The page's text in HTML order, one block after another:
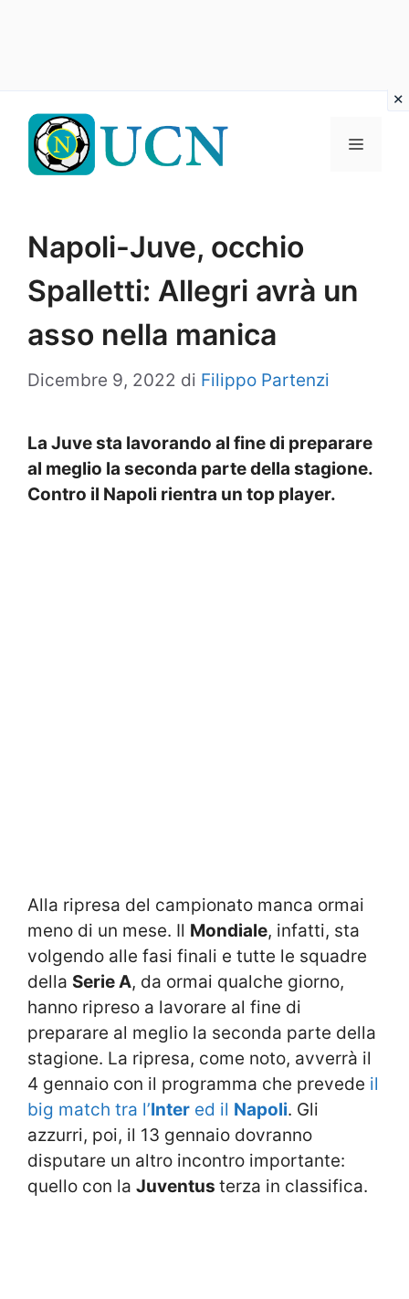
contenuto
Menu
Napoli-Juve, occhio
Spalletti: Allegri avrà un
asso nella manica
Dicembre 9, 2022 di Filippo Partenzi
La Juve sta lavorando al fine di preparare
al meglio la seconda parte della stagione.
Contro il Napoli rientra un top player.
Alla ripresa del campionato manca ormai
meno di un mese. Il Mondiale, infatti, sta
volgendo alle fasi finali e tutte le squadre
della Serie A, da ormai qualche giorno,
hanno ripreso a lavorare al fine di
preparare al meglio la seconda parte della
stagione. La ripresa, come noto, avverrà il
4 gennaio con il programma che prevede il
big match tra l’Inter ed il Napoli. Gli
azzurri, poi, il 13 gennaio dovranno
disputare un altro incontro importante:
quello con la Juventus terza in classifica.